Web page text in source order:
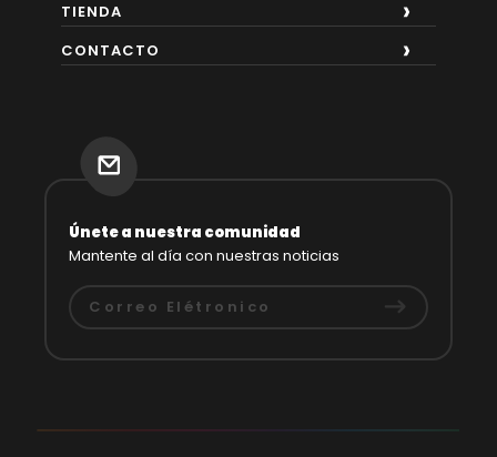
TIENDA
CONTACTO
Únete a nuestra comunidad
Mantente al día con nuestras noticias